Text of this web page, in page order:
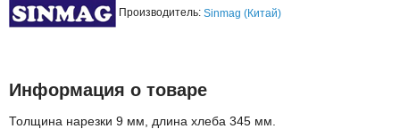
Производитель: Sinmag (Китай)
Информация о товаре
Толщина нарезки 9 мм, длина хлеба 345 мм.